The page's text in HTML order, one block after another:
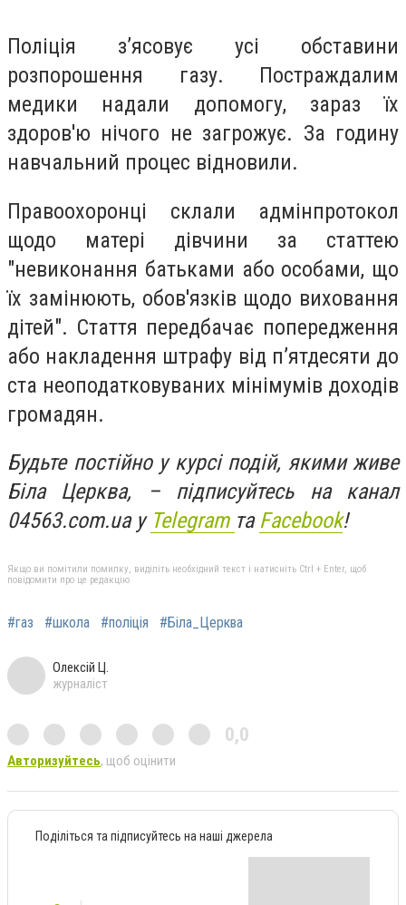
Поліція з’ясовує усі обставини
розпорошення газу. Постраждалим
медики надали допомогу, зараз їх
здоров'ю нічого не загрожує. За годину
навчальний процес відновили.
Правоохоронці склали адмінпротокол
щодо матері дівчини за статтею
"невиконання батьками або особами, що
їх замінюють, обов'язків щодо виховання
дітей". Стаття передбачає попередження
або накладення штрафу від п’ятдесяти до
ста неоподатковуваних мінімумів доходів
громадян.
Будьте постійно у курсі подій, якими живе
Біла Церква, – підписуйтесь на канал
04563.com.ua у Telegram та Facebook!
Якщо ви помітили помилку, виділіть необхідний текст і натисніть Ctrl + Enter, щоб
повідомити про це редакцію
#газ #школа #поліція #Біла_Церква
Олексій Ц.
журналіст
0,0
Авторизуйтесь, щоб оцінити
Поділіться та підписуйтесь на наші джерела